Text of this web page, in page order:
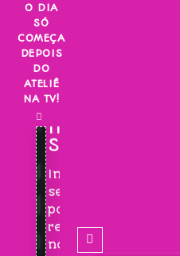
Skip
content
O DIA
SÓ
COMEÇA
DEPOIS
DO
ATELIÊ
NA TV!
INSCREVA-
SE!
Inscreva-
se
para
receber
novidades!